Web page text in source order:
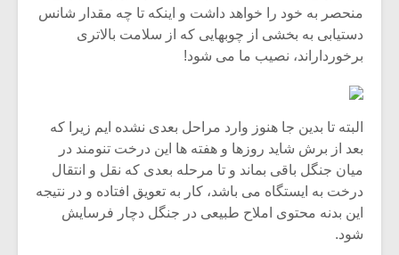
منحصر به خود را خواهد داشت و اینکه تا چه مقدار شانس
دستیابی به بخشی از چوبهایی که از سلامت بالاتری
برخورداراند، نصیب ما می شود!
البته تا بدین جا هنوز وارد مراحل بعدی نشده ایم زیرا که
بعد از برش شاید روزها و هفته ها این درخت تنومند در
میان جنگل باقی بماند و تا مرحله بعدی که نقل و انتقال
درخت به ایستگاه می باشد، کار به تعویق افتاده و در نتیجه
این بدنه محتوی املاح طبیعی در جنگل دچار فرسایش
شود.